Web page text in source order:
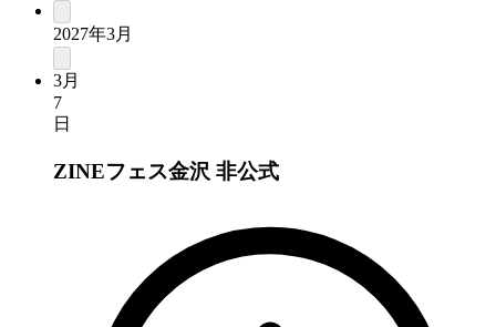
2027年3月
3月
7
日
ZINEフェス金沢 非公式